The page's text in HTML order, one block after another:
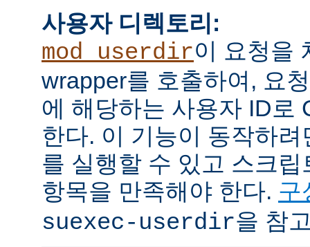
사용자 디렉토리:
mod_userdir이 요청을
wrapper를 호출하여, 요
에 해당하는 사용자 ID로
한다. 이 기능이 동작하
를 실행할 수 있고 스크
항목을 만족해야 한다. 구
suexec-userdir을 참